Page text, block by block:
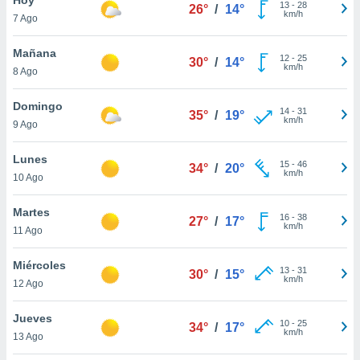
y
en
más
de
7 Ago
26° / 14° 13- 28
km/h
Mañana
8 Ago
30° / 14° 12- 25
km/h
Domingo
9 Ago
35° / 19° 14- 31
km/h
Lunes
10 Ago
34° / 20° 15- 46
km/h
Martes
11 Ago
27° / 17° 16- 38
km/h
Miércoles
12 Ago
30° / 15° 13- 31
km/h
Jueves
13 Ago
34° / 17° 10- 25
km/h